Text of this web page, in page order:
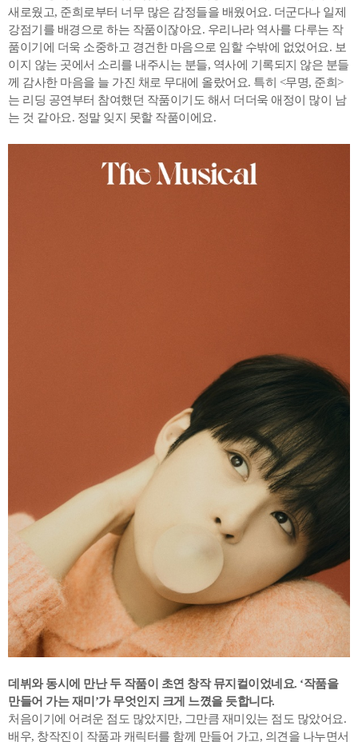
새로웠고, 준희로부터 너무 많은 감정들을 배웠어요. 더군다나 일제
강점기를 배경으로 하는 작품이잖아요. 우리나라 역사를 다루는 작
품이기에 더욱 소중하고 경건한 마음으로 임할 수밖에 없었어요. 보
이지 않는 곳에서 소리를 내주시는 분들, 역사에 기록되지 않은 분들
께 감사한 마음을 늘 가진 채로 무대에 올랐어요. 특히 <무명, 준희>
는 리딩 공연부터 참여했던 작품이기도 해서 더더욱 애정이 많이 남
는 것 같아요. 정말 잊지 못할 작품이에요.
데뷔와 동시에 만난 두 작품이 초연 창작 뮤지컬이었네요. ‘작품을
만들어 가는 재미’가 무엇인지 크게 느꼈을 듯합니다.
처음이기에 어려운 점도 많았지만, 그만큼 재미있는 점도 많았어요.
배우, 창작진이 작품과 캐릭터를 함께 만들어 가고, 의견을 나누면서